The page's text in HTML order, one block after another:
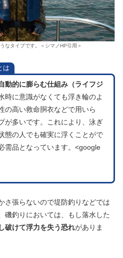
なタイプです。＜シマノHP引用＞
は
動的に膨らむ仕組み（ライフジ
時に意識がなくても浮き輪のよ
の高い救命胴衣などで用いら
が多いです。これにより、泳ぎ
態の人でも確実に浮くことがで
需品となっています。<google
さ張らないので堤防釣りなどでは
磯釣りにおいては、もし落水した
破けて浮力を失う恐れがありま